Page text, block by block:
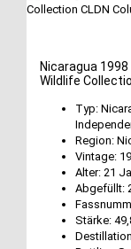
Nicaragua 1998
Wildlife
Typ:
Region:
Vintage:
Alter: 21
Abgefüllt:
Stärke: